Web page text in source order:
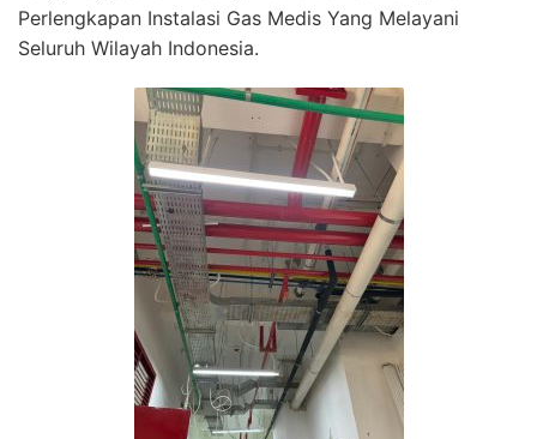
Perlengkapan Instalasi Gas Medis Yang Melayani
Seluruh Wilayah Indonesia.